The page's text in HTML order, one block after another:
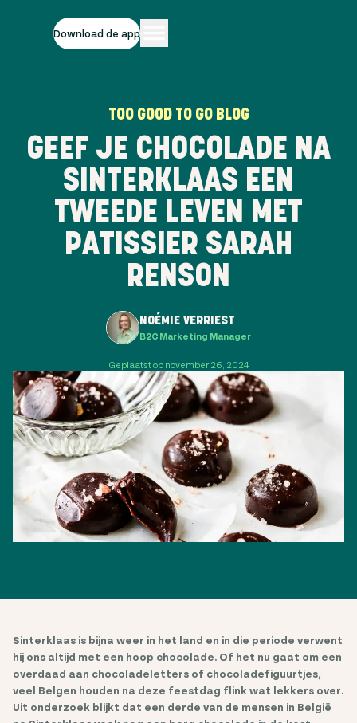
Download de app
TOO GOOD TO GO BLOG
GEEF JE CHOCOLADE NA
SINTERKLAAS EEN
TWEEDE LEVEN MET
PATISSIER SARAH
RENSON
NOÉMIE VERRIEST
B2C Marketing Manager
Geplaatst op november 26, 2024
Sinterklaas is bijna weer in het land en in die periode verwent
hij ons altijd met een hoop chocolade. Of het nu gaat om een
overdaad aan chocoladeletters of chocoladefiguurtjes,
veel Belgen houden na deze feestdag flink wat lekkers over.
Uit onderzoek blijkt dat een derde van de mensen in België